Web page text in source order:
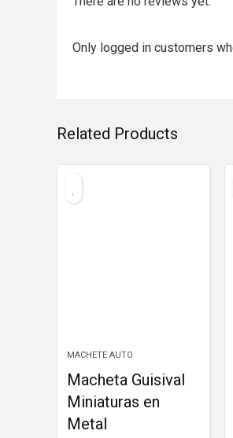
Only logged in customers
Related Products
MACHETE AUTO
Macheta Guisival
Miniaturas en
Metal